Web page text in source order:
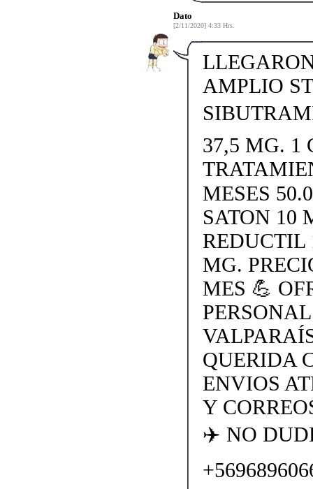
Dato
[2/11/2020] 4:33 Hrs.
AMPLIO
37,5 MG. 1
MESES
SATON 10
REDUCTIL
MG.
MES 💪
QUERIDA
ENVIOS
Y
✈️ NO